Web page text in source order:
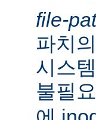
file-
파치
시스
불필